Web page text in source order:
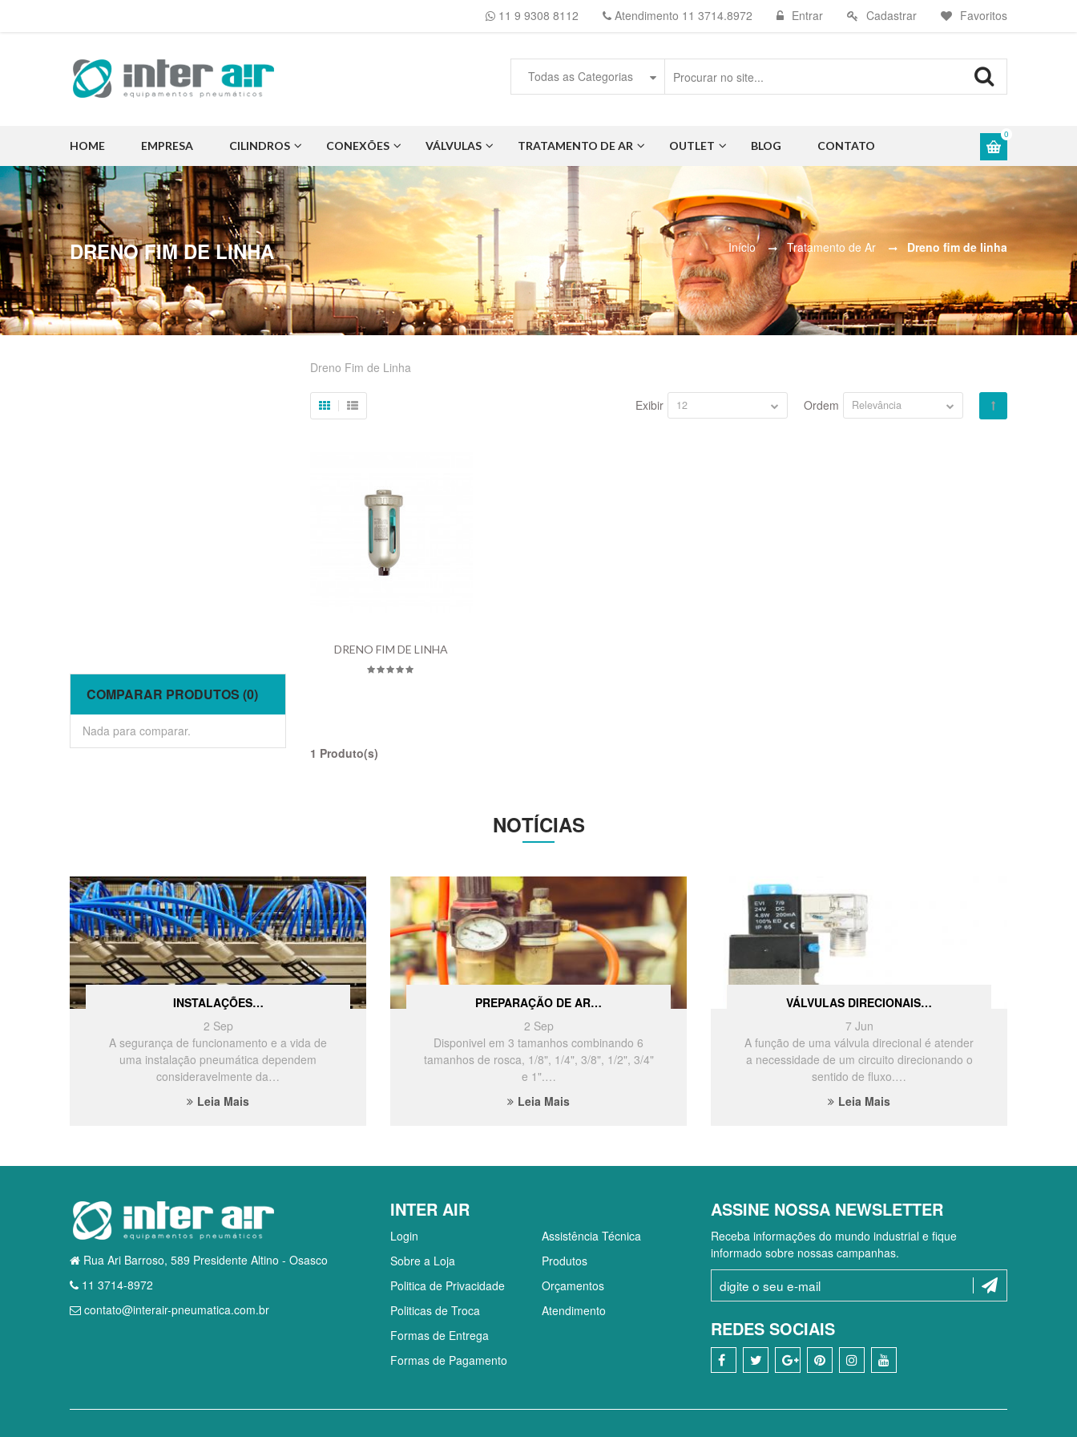
Favoritos
Cadastrar
Entrar
11 9 9308 8112 Atendimento 11 3714.8972
Todas as Categorias
HOME EMPRESA CILINDROS CONEXÕES VÁLVULAS TRATAMENTO DE AR OUTLET BLOG CONTATO
0
DRENO FIM DE LINHA Início Tratamento de Ar Dreno fim de linha
Dreno Fim de Linha
Ordem Relevância
Exibir 12
DRENO FIM DE LINHA
1 Produto(s)
COMPARAR PRODUTOS (0)
Nada para comparar.
NOTÍCIAS
INSTALAÇÕES…
2 Sep
A segurança de funcionamento e a vida de
uma instalação pneumática dependem
consideravelmente da…
Leia Mais
PREPARAÇÃO DE AR…
2 Sep
Disponivel em 3 tamanhos combinando 6
tamanhos de rosca, 1/8", 1/4", 3/8", 1/2", 3/4"
e 1".…
Leia Mais
VÁLVULAS DIRECIONAIS…
7 Jun
A função de uma válvula direcional é atender
a necessidade de um circuito direcionando o
sentido de fluxo.…
Leia Mais
Rua Ari Barroso, 589 Presidente Altino - Osasco
11 3714-8972
contato@interair-pneumatica.com.br
INTER AIR
Login
Sobre a Loja
Politica de Privacidade
Politicas de Troca
Formas de Entrega
Formas de Pagamento
Assistência Técnica
Produtos
Orçamentos
Atendimento
ASSINE NOSSA NEWSLETTER
Receba informações do mundo industrial e fique
informado sobre nossas campanhas.
REDES SOCIAIS